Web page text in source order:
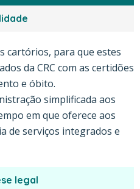
cartórios, para que estes
da CRC com as certidões
e óbito.
simplificada aos
em que oferece aos
de serviços integrados e
legal